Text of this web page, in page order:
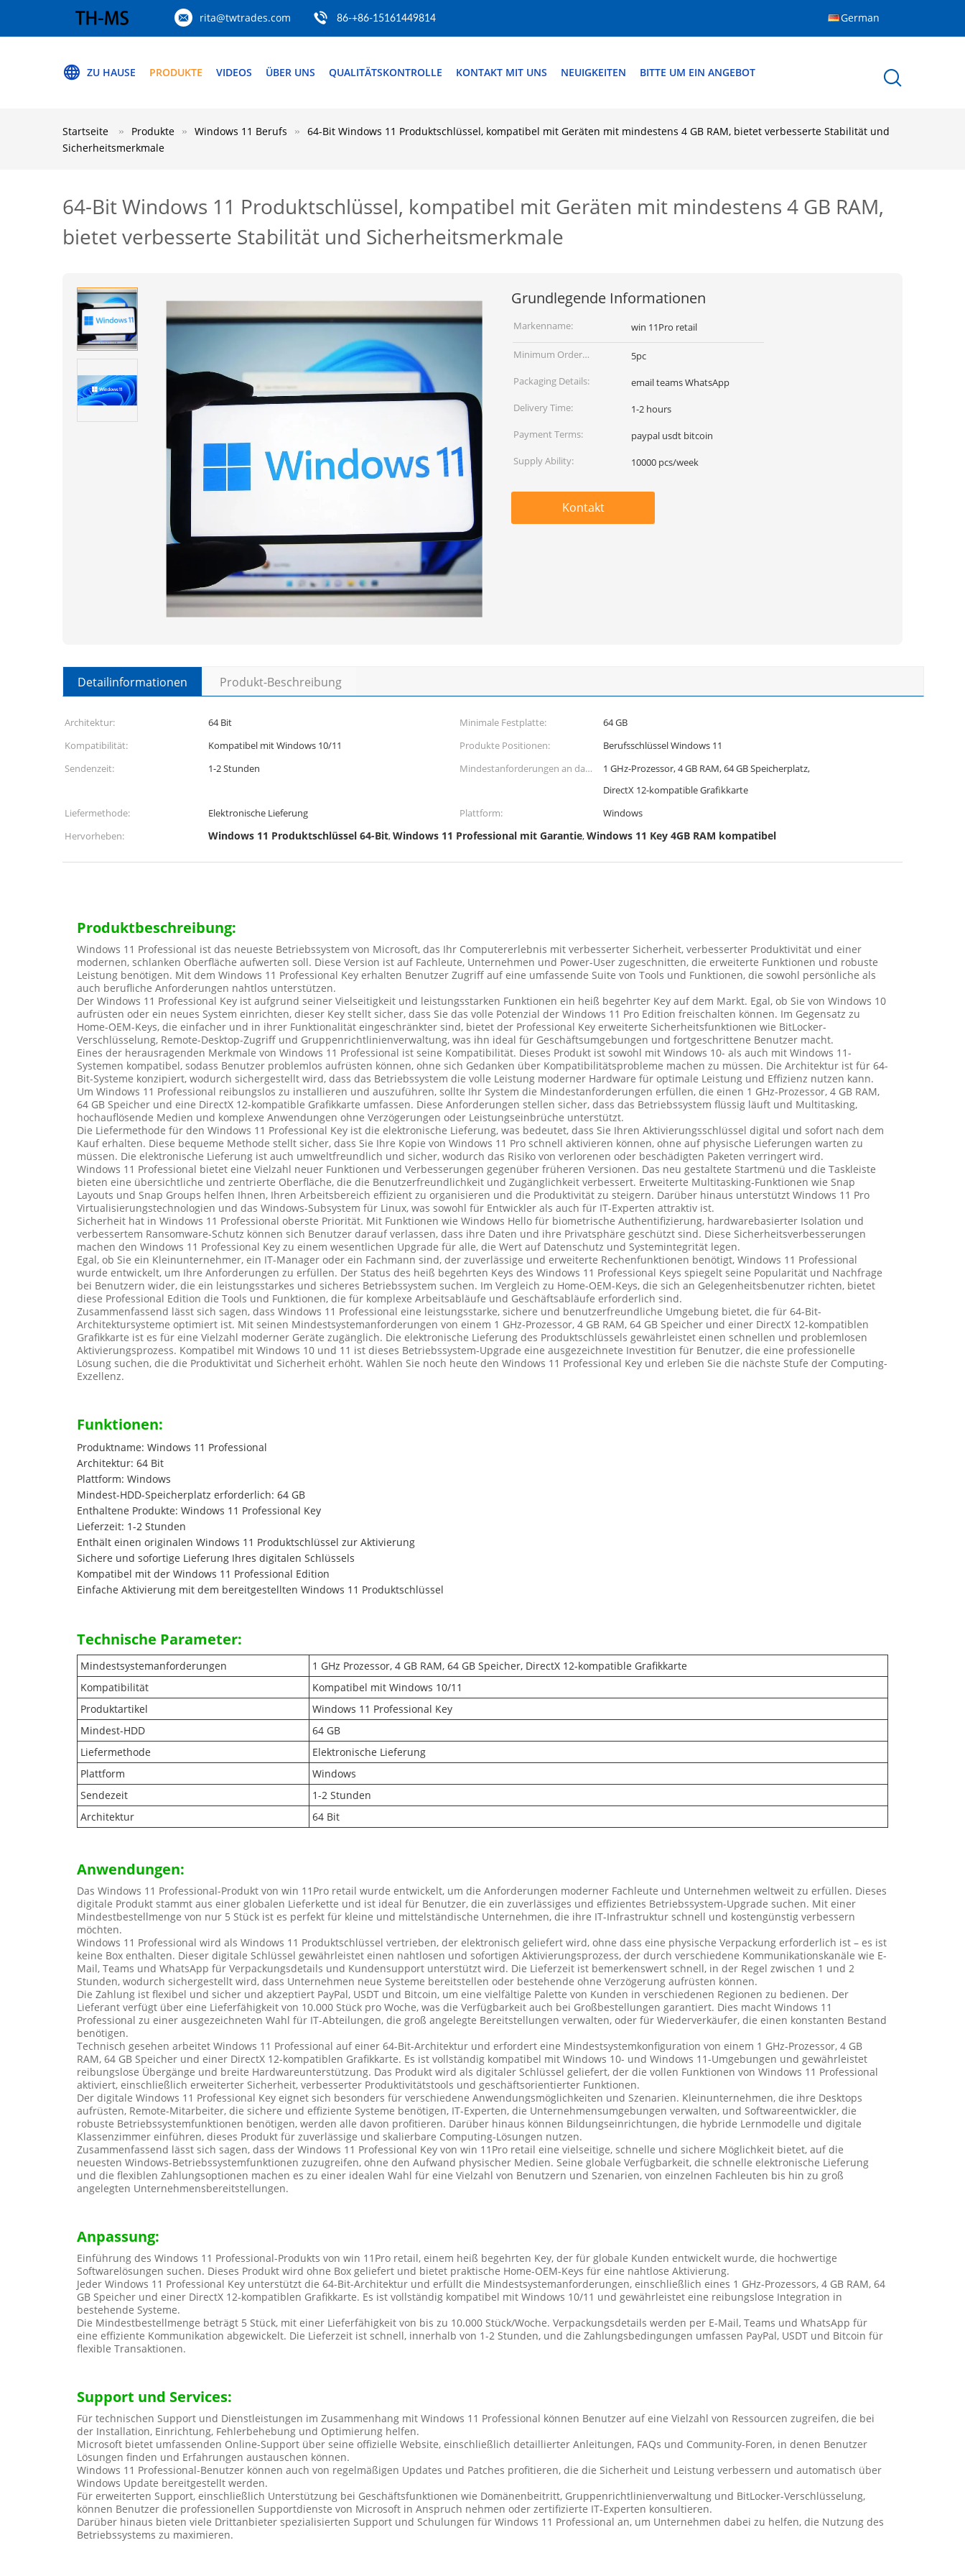
rita@twtrades.com 86-+86-15161449814 German
ZU HAUSE PRODUKTE VIDEOS ÜBER UNS QUALITÄTSKONTROLLE KONTAKT MIT UNS NEUIGKEITEN BITTE UM EIN ANGEBOT
Startseite Produkte Windows 11 Berufs
64-Bit Windows 11 Produktschlüssel, kompatibel mit Geräten mit mindestens 4 GB RAM, bietet verbesserte Stabilität und
Sicherheitsmerkmale
64-Bit Windows 11 Produktschlüssel, kompatibel mit Geräten mit mindestens 4 GB RAM,
bietet verbesserte Stabilität und Sicherheitsmerkmale
Grundlegende Informationen
Markenname: win 11Pro retail
Minimum Order
Quantity:
5pc
Packaging Details:
email teams WhatsApp
Delivery Time:
1-2 hours
Payment Terms:
paypal usdt bitcoin
Supply Ability:
10000 pcs/week
Kontakt
Detailinformationen Produkt-Beschreibung
Architektur: 64 Bit Minimale Festplatte:
64 GB
Kompatibilität:
Kompatibel mit Windows 10/11 Produkte Positionen:
Berufsschlüssel Windows 11
Sendenzeit:
1-2 Stunden
Mindestanforderungen an das
1 GHz-Prozessor, 4 GB RAM, 64 GB Speicherplatz,
DirectX 12-kompatible Grafikkarte
Liefermethode:
Elektronische Lieferung Plattform:
Windows
Hervorheben:
Windows 11 Produktschlüssel 64-Bit,Windows 11 Professional mit Garantie,Windows 11 Key 4GB RAM kompatibel
Produktbeschreibung:
Windows 11 Professional ist das neueste Betriebssystem von Microsoft, das Ihr Computererlebnis mit verbesserter Sicherheit, verbesserter Produktivität und einer
modernen, schlanken Oberfläche aufwerten soll. Diese Version ist auf Fachleute, Unternehmen und Power-User zugeschnitten, die erweiterte Funktionen und robuste
Leistung benötigen. Mit dem Windows 11 Professional Key erhalten Benutzer Zugriff auf eine umfassende Suite von Tools und Funktionen, die sowohl persönliche als
auch berufliche Anforderungen nahtlos unterstützen.
Der Windows 11 Professional Key ist aufgrund seiner Vielseitigkeit und leistungsstarken Funktionen ein heiß begehrter Key auf dem Markt. Egal, ob Sie von Windows 10
aufrüsten oder ein neues System einrichten, dieser Key stellt sicher, dass Sie das volle Potenzial der Windows 11 Pro Edition freischalten können. Im Gegensatz zu
Home-OEM-Keys, die einfacher und in ihrer Funktionalität eingeschränkter sind, bietet der Professional Key erweiterte Sicherheitsfunktionen wie BitLocker-
Verschlüsselung, Remote-Desktop-Zugriff und Gruppenrichtlinienverwaltung, was ihn ideal für Geschäftsumgebungen und fortgeschrittene Benutzer macht.
Eines der herausragenden Merkmale von Windows 11 Professional ist seine Kompatibilität. Dieses Produkt ist sowohl mit Windows 10- als auch mit Windows 11-
Systemen kompatibel, sodass Benutzer problemlos aufrüsten können, ohne sich Gedanken über Kompatibilitätsprobleme machen zu müssen. Die Architektur ist für 64-
Bit-Systeme konzipiert, wodurch sichergestellt wird, dass das Betriebssystem die volle Leistung moderner Hardware für optimale Leistung und Effizienz nutzen kann.
Um Windows 11 Professional reibungslos zu installieren und auszuführen, sollte Ihr System die Mindestanforderungen erfüllen, die einen 1 GHz-Prozessor, 4 GB RAM,
64 GB Speicher und eine DirectX 12-kompatible Grafikkarte umfassen. Diese Anforderungen stellen sicher, dass das Betriebssystem flüssig läuft und Multitasking,
hochauflösende Medien und komplexe Anwendungen ohne Verzögerungen oder Leistungseinbrüche unterstützt.
Die Liefermethode für den Windows 11 Professional Key ist die elektronische Lieferung, was bedeutet, dass Sie Ihren Aktivierungsschlüssel digital und sofort nach dem
Kauf erhalten. Diese bequeme Methode stellt sicher, dass Sie Ihre Kopie von Windows 11 Pro schnell aktivieren können, ohne auf physische Lieferungen warten zu
müssen. Die elektronische Lieferung ist auch umweltfreundlich und sicher, wodurch das Risiko von verlorenen oder beschädigten Paketen verringert wird.
Windows 11 Professional bietet eine Vielzahl neuer Funktionen und Verbesserungen gegenüber früheren Versionen. Das neu gestaltete Startmenü und die Taskleiste
bieten eine übersichtliche und zentrierte Oberfläche, die die Benutzerfreundlichkeit und Zugänglichkeit verbessert. Erweiterte Multitasking-Funktionen wie Snap
Layouts und Snap Groups helfen Ihnen, Ihren Arbeitsbereich effizient zu organisieren und die Produktivität zu steigern. Darüber hinaus unterstützt Windows 11 Pro
Virtualisierungstechnologien und das Windows-Subsystem für Linux, was sowohl für Entwickler als auch für IT-Experten attraktiv ist.
Sicherheit hat in Windows 11 Professional oberste Priorität. Mit Funktionen wie Windows Hello für biometrische Authentifizierung, hardwarebasierter Isolation und
verbessertem Ransomware-Schutz können sich Benutzer darauf verlassen, dass ihre Daten und ihre Privatsphäre geschützt sind. Diese Sicherheitsverbesserungen
machen den Windows 11 Professional Key zu einem wesentlichen Upgrade für alle, die Wert auf Datenschutz und Systemintegrität legen.
Egal, ob Sie ein Kleinunternehmer, ein IT-Manager oder ein Fachmann sind, der zuverlässige und erweiterte Rechenfunktionen benötigt, Windows 11 Professional
wurde entwickelt, um Ihre Anforderungen zu erfüllen. Der Status des heiß begehrten Keys des Windows 11 Professional Keys spiegelt seine Popularität und Nachfrage
bei Benutzern wider, die ein leistungsstarkes und sicheres Betriebssystem suchen. Im Vergleich zu Home-OEM-Keys, die sich an Gelegenheitsbenutzer richten, bietet
diese Professional Edition die Tools und Funktionen, die für komplexe Arbeitsabläufe und Geschäftsabläufe erforderlich sind.
Zusammenfassend lässt sich sagen, dass Windows 11 Professional eine leistungsstarke, sichere und benutzerfreundliche Umgebung bietet, die für 64-Bit-
Architektursysteme optimiert ist. Mit seinen Mindestsystemanforderungen von einem 1 GHz-Prozessor, 4 GB RAM, 64 GB Speicher und einer DirectX 12-kompatiblen
Grafikkarte ist es für eine Vielzahl moderner Geräte zugänglich. Die elektronische Lieferung des Produktschlüssels gewährleistet einen schnellen und problemlosen
Aktivierungsprozess. Kompatibel mit Windows 10 und 11 ist dieses Betriebssystem-Upgrade eine ausgezeichnete Investition für Benutzer, die eine professionelle
Lösung suchen, die die Produktivität und Sicherheit erhöht. Wählen Sie noch heute den Windows 11 Professional Key und erleben Sie die nächste Stufe der Computing-
Exzellenz.
Funktionen:
Produktname: Windows 11 Professional
Architektur: 64 Bit
Plattform: Windows
Mindest-HDD-Speicherplatz erforderlich: 64 GB
Enthaltene Produkte: Windows 11 Professional Key
Lieferzeit: 1-2 Stunden
Enthält einen originalen Windows 11 Produktschlüssel zur Aktivierung
Sichere und sofortige Lieferung Ihres digitalen Schlüssels
Kompatibel mit der Windows 11 Professional Edition
Einfache Aktivierung mit dem bereitgestellten Windows 11 Produktschlüssel
Technische Parameter:
Mindestsystemanforderungen
1 GHz Prozessor, 4 GB RAM, 64 GB Speicher, DirectX 12-kompatible Grafikkarte
Kompatibilität
Kompatibel mit Windows 10/11
Produktartikel
Windows 11 Professional Key
Mindest-HDD
64 GB
Liefermethode
Elektronische Lieferung
Plattform
Windows
Sendezeit
1-2 Stunden
Architektur
64 Bit
Anwendungen:
Das Windows 11 Professional-Produkt von win 11Pro retail wurde entwickelt, um die Anforderungen moderner Fachleute und Unternehmen weltweit zu erfüllen. Dieses
digitale Produkt stammt aus einer globalen Lieferkette und ist ideal für Benutzer, die ein zuverlässiges und effizientes Betriebssystem-Upgrade suchen. Mit einer
Mindestbestellmenge von nur 5 Stück ist es perfekt für kleine und mittelständische Unternehmen, die ihre IT-Infrastruktur schnell und kostengünstig verbessern
möchten.
Windows 11 Professional wird als Windows 11 Produktschlüssel vertrieben, der elektronisch geliefert wird, ohne dass eine physische Verpackung erforderlich ist – es ist
keine Box enthalten. Dieser digitale Schlüssel gewährleistet einen nahtlosen und sofortigen Aktivierungsprozess, der durch verschiedene Kommunikationskanäle wie E-
Mail, Teams und WhatsApp für Verpackungsdetails und Kundensupport unterstützt wird. Die Lieferzeit ist bemerkenswert schnell, in der Regel zwischen 1 und 2
Stunden, wodurch sichergestellt wird, dass Unternehmen neue Systeme bereitstellen oder bestehende ohne Verzögerung aufrüsten können.
Die Zahlung ist flexibel und sicher und akzeptiert PayPal, USDT und Bitcoin, um eine vielfältige Palette von Kunden in verschiedenen Regionen zu bedienen. Der
Lieferant verfügt über eine Lieferfähigkeit von 10.000 Stück pro Woche, was die Verfügbarkeit auch bei Großbestellungen garantiert. Dies macht Windows 11
Professional zu einer ausgezeichneten Wahl für IT-Abteilungen, die groß angelegte Bereitstellungen verwalten, oder für Wiederverkäufer, die einen konstanten Bestand
benötigen.
Technisch gesehen arbeitet Windows 11 Professional auf einer 64-Bit-Architektur und erfordert eine Mindestsystemkonfiguration von einem 1 GHz-Prozessor, 4 GB
RAM, 64 GB Speicher und einer DirectX 12-kompatiblen Grafikkarte. Es ist vollständig kompatibel mit Windows 10- und Windows 11-Umgebungen und gewährleistet
reibungslose Übergänge und breite Hardwareunterstützung. Das Produkt wird als digitaler Schlüssel geliefert, der die vollen Funktionen von Windows 11 Professional
aktiviert, einschließlich erweiterter Sicherheit, verbesserter Produktivitätstools und geschäftsorientierter Funktionen.
Der digitale Windows 11 Professional Key eignet sich besonders für verschiedene Anwendungsmöglichkeiten und Szenarien. Kleinunternehmen, die ihre Desktops
aufrüsten, Remote-Mitarbeiter, die sichere und effiziente Systeme benötigen, IT-Experten, die Unternehmensumgebungen verwalten, und Softwareentwickler, die
robuste Betriebssystemfunktionen benötigen, werden alle davon profitieren. Darüber hinaus können Bildungseinrichtungen, die hybride Lernmodelle und digitale
Klassenzimmer einführen, dieses Produkt für zuverlässige und skalierbare Computing-Lösungen nutzen.
Zusammenfassend lässt sich sagen, dass der Windows 11 Professional Key von win 11Pro retail eine vielseitige, schnelle und sichere Möglichkeit bietet, auf die
neuesten Windows-Betriebssystemfunktionen zuzugreifen, ohne den Aufwand physischer Medien. Seine globale Verfügbarkeit, die schnelle elektronische Lieferung
und die flexiblen Zahlungsoptionen machen es zu einer idealen Wahl für eine Vielzahl von Benutzern und Szenarien, von einzelnen Fachleuten bis hin zu groß
angelegten Unternehmensbereitstellungen.
Anpassung:
Einführung des Windows 11 Professional-Produkts von win 11Pro retail, einem heiß begehrten Key, der für globale Kunden entwickelt wurde, die hochwertige
Softwarelösungen suchen. Dieses Produkt wird ohne Box geliefert und bietet praktische Home-OEM-Keys für eine nahtlose Aktivierung.
Jeder Windows 11 Professional Key unterstützt die 64-Bit-Architektur und erfüllt die Mindestsystemanforderungen, einschließlich eines 1 GHz-Prozessors, 4 GB RAM, 64
GB Speicher und einer DirectX 12-kompatiblen Grafikkarte. Es ist vollständig kompatibel mit Windows 10/11 und gewährleistet eine reibungslose Integration in
bestehende Systeme.
Die Mindestbestellmenge beträgt 5 Stück, mit einer Lieferfähigkeit von bis zu 10.000 Stück/Woche. Verpackungsdetails werden per E-Mail, Teams und WhatsApp für
eine effiziente Kommunikation abgewickelt. Die Lieferzeit ist schnell, innerhalb von 1-2 Stunden, und die Zahlungsbedingungen umfassen PayPal, USDT und Bitcoin für
flexible Transaktionen.
Support und Services:
Für technischen Support und Dienstleistungen im Zusammenhang mit Windows 11 Professional können Benutzer auf eine Vielzahl von Ressourcen zugreifen, die bei
der Installation, Einrichtung, Fehlerbehebung und Optimierung helfen.
Microsoft bietet umfassenden Online-Support über seine offizielle Website, einschließlich detaillierter Anleitungen, FAQs und Community-Foren, in denen Benutzer
Lösungen finden und Erfahrungen austauschen können.
Windows 11 Professional-Benutzer können auch von regelmäßigen Updates und Patches profitieren, die die Sicherheit und Leistung verbessern und automatisch über
Windows Update bereitgestellt werden.
Für erweiterten Support, einschließlich Unterstützung bei Geschäftsfunktionen wie Domänenbeitritt, Gruppenrichtlinienverwaltung und BitLocker-Verschlüsselung,
können Benutzer die professionellen Supportdienste von Microsoft in Anspruch nehmen oder zertifizierte IT-Experten konsultieren.
Darüber hinaus bieten viele Drittanbieter spezialisierten Support und Schulungen für Windows 11 Professional an, um Unternehmen dabei zu helfen, die Nutzung des
Betriebssystems zu maximieren.